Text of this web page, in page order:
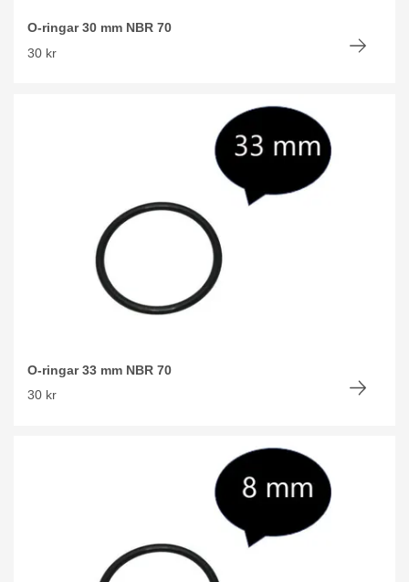
O-ringar 30 mm NBR 70
30 kr
O-ringar 33 mm NBR 70
30 kr